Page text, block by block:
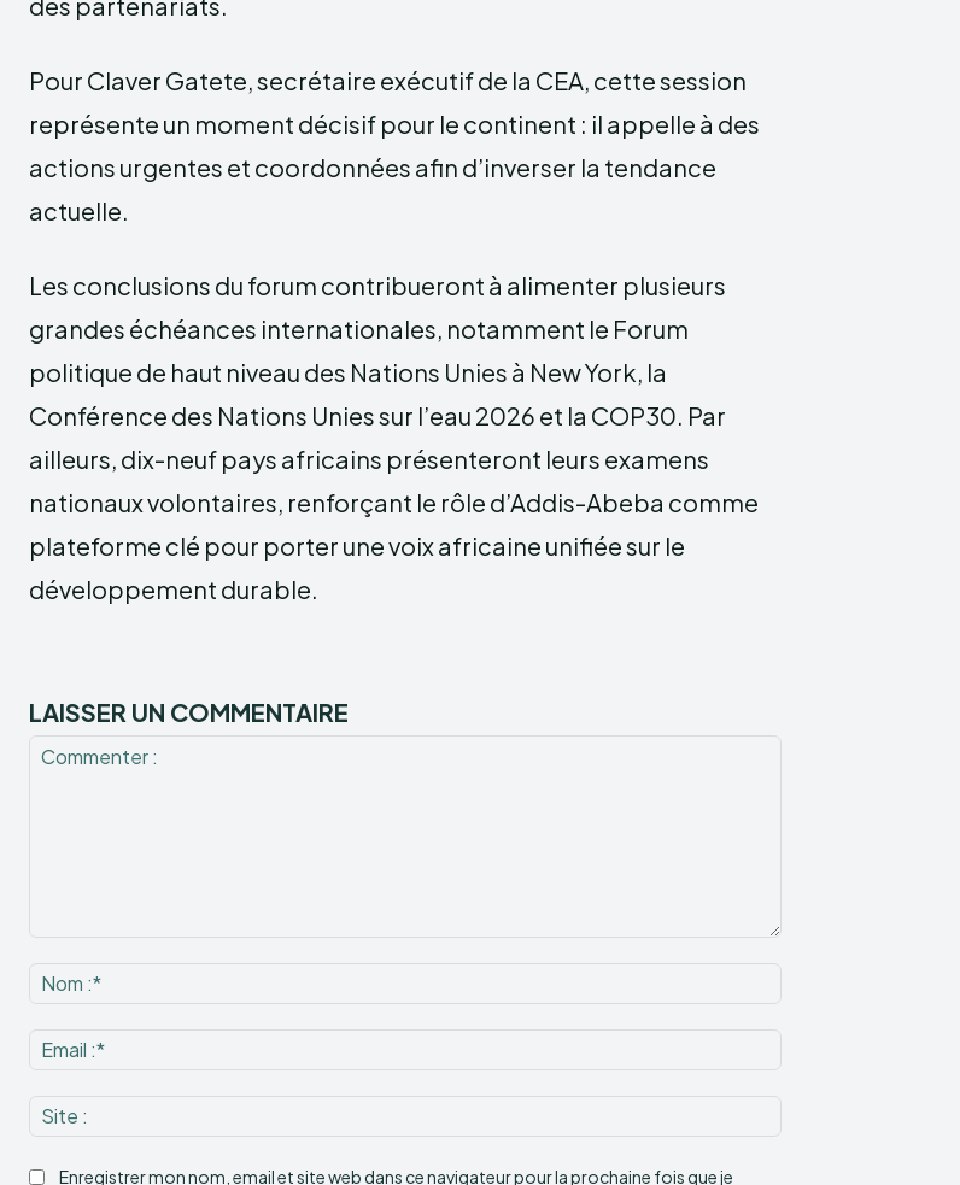
Pour Claver Gatete, secrétaire exécutif de la CEA, cette session
représente un moment décisif pour le continent : il appelle à des
actions urgentes et coordonnées afin d’inverser la tendance
actuelle.
Les conclusions du forum contribueront à alimenter plusieurs
grandes échéances internationales, notamment le Forum
politique de haut niveau des Nations Unies à New York, la
Conférence des Nations Unies sur l’eau 2026 et la COP30. Par
ailleurs, dix-neuf pays africains présenteront leurs examens
nationaux volontaires, renforçant le rôle d’Addis-Abeba comme
plateforme clé pour porter une voix africaine unifiée sur le
développement durable.
LAISSER UN COMMENTAIRE
:*
:*
:
Enregistrer mon nom, email et site web dans ce navigateur pour la prochaine fois que je